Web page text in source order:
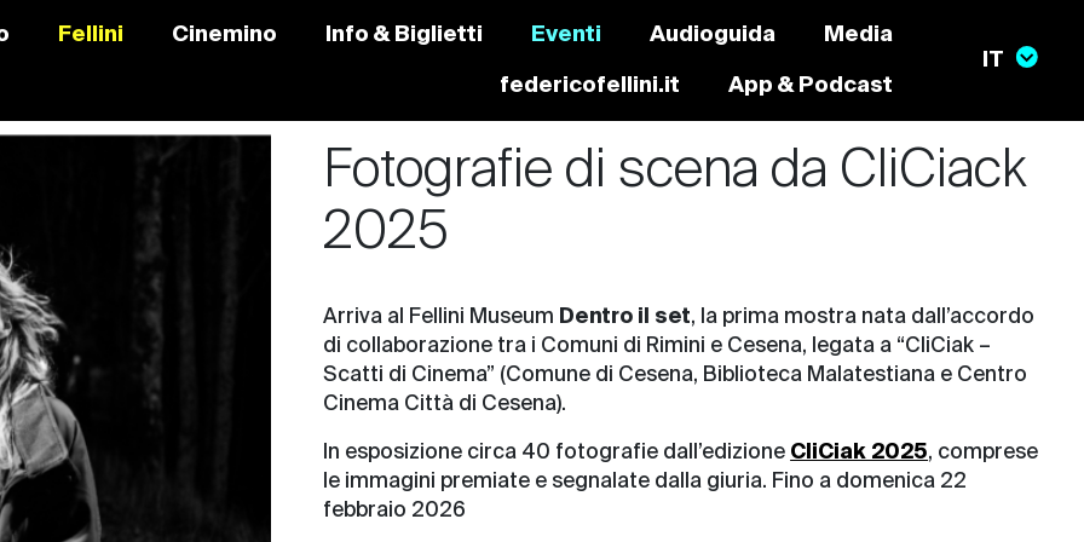
Fellini Cinemino Info & Biglietti Eventi Audioguida Media
federicofellini.it App & Podcast
Fotografie di scena da CliCiack
2025
Arriva al Fellini Museum Dentro il set, la prima mostra nata dall’accordo
di collaborazione tra i Comuni di Rimini e Cesena, legata a “CliCiak –
Scatti di Cinema” (Comune di Cesena, Biblioteca Malatestiana e Centro
Cinema Città di Cesena).
In esposizione circa 40 fotografie dall’edizione CliCiak 2025, comprese
le immagini premiate e segnalate dalla giuria. Fino a domenica 22
febbraio 2026